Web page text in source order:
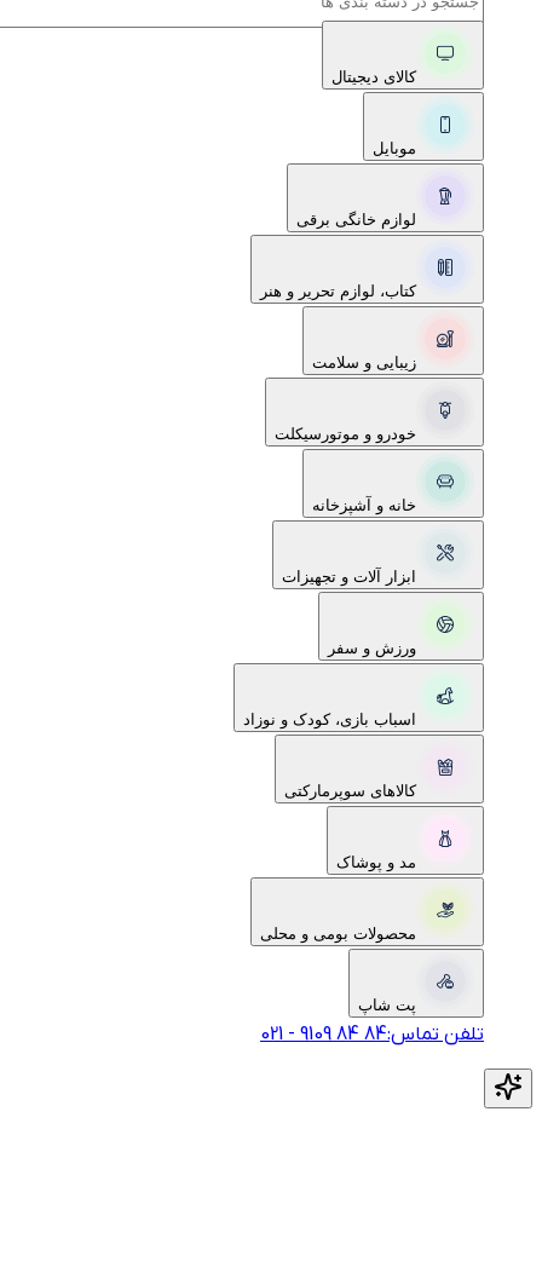
کالای دیجیتال
موبایل
لوازم خانگی برقی
کتاب، لوازم تحریر و هنر
زیبایی و سلامت
خودرو و موتورسیکلت
خانه و آشپزخانه
ابزار آلات و تجهیزات
ورزش و سفر
اسباب بازی، کودک و نوزاد
کالاهای سوپرمارکتی
مد و پوشاک
محصولات بومی و محلی
پت شاپ
تلفن تماس: 021-‎9109‎ ‎84‎ ‎84‎